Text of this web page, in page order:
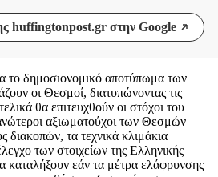
huffingtonpost.gr στην Google
το δημοσιονομικό αποτύπωμα των
οι Θεσμοί, διατυπώνοντας τις
θα επιτευχθούν οι στόχοι του
αξιωματούχοι των Θεσμών
διακοπών, τα τεχνικά κλιμάκια
των στοιχείων της Ελληνικής
καταλήξουν εάν τα μέτρα ελάφρυνσης